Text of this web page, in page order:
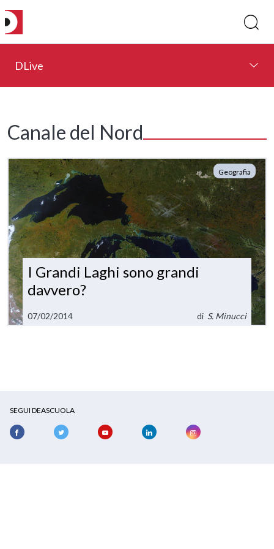
DLive
Canale del Nord
Geografia
I Grandi Laghi sono grandi
davvero?
07/02/2014 di S. Minucci
SEGUI DEASCUOLA